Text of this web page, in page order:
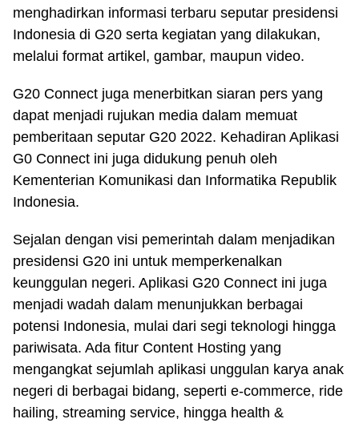
menghadirkan informasi terbaru seputar presidensi
Indonesia di G20 serta kegiatan yang dilakukan,
melalui format artikel, gambar, maupun video.
G20 Connect juga menerbitkan siaran pers yang
dapat menjadi rujukan media dalam memuat
pemberitaan seputar G20 2022. Kehadiran Aplikasi
G0 Connect ini juga didukung penuh oleh
Kementerian Komunikasi dan Informatika Republik
Indonesia.
Sejalan dengan visi pemerintah dalam menjadikan
presidensi G20 ini untuk memperkenalkan
keunggulan negeri. Aplikasi G20 Connect ini juga
menjadi wadah dalam menunjukkan berbagai
potensi Indonesia, mulai dari segi teknologi hingga
pariwisata. Ada fitur Content Hosting yang
mengangkat sejumlah aplikasi unggulan karya anak
negeri di berbagai bidang, seperti e-commerce, ride
hailing, streaming service, hingga health &